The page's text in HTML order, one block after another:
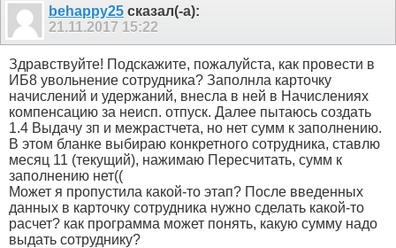
behappy25 сказал(-а):
21.11.2017 15:22
Здравствуйте! Подскажите, пожалуйста, как провести в
ИБ8 увольнение сотрудника? Заполнла карточку
начислений и удержаний, внесла в ней в Начислениях
компенсацию за неисп. отпуск. Далее пытаюсь создать
1.4 Выдачу зп и межрастчета, но нет сумм к заполнению.
В этом бланке выбираю конкретного сотрудника, ставлю
месяц 11 (текущий), нажимаю Пересчитать, сумм к
заполнению нет((
Может я пропустила какой-то этап? После введенных
данных в карточку сотрудника нужно сделать какой-то
расчет? как программа может понять, какую сумму надо
выдать сотруднику?